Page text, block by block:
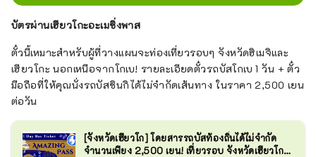
บัตรผ่านเฮียวโกะอะเมซิ่งพาส
ตั๋วนี้เหมาะสำหรับผู้ที่วางแผนจะท่องเที่ยวรอบๆ จังหวัดฮิเมจิและ
เฮียวโกะ นอกเหนือจากโกเบ! รายละเอียดตั๋วรถบัสโกเบ 1 วัน + ตั๋ว
มือถือที่ให้คุณนั่งรถบัสชินกิได้ไม่จำกัดเส้นทาง ในราคา 2,500 เยน
ต่อวัน
[จังหวัดเฮียวโก] โดยสารรถบัสท้องถิ่นได้ไม่จำกัด
จำนวนเพียง 2,500 เยน! เที่ยวรอบ จังหวัดเฮียวโก